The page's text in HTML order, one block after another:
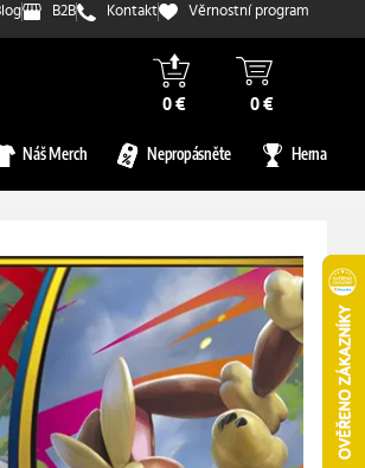
B2B Kontakt Věrnostní program
0 € 0 €
Náš Merch Nepropásněte Herna